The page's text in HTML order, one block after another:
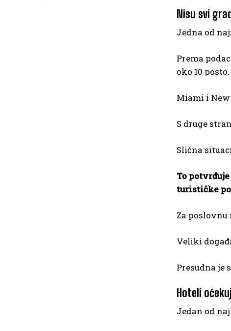
Nisu svi
Jedna od
Prema
oko 10 posto.
Miami i
S druge
Slična
To
turističke
Za poslovnu
Veliki
Presudna je
Hoteli
Jedan od